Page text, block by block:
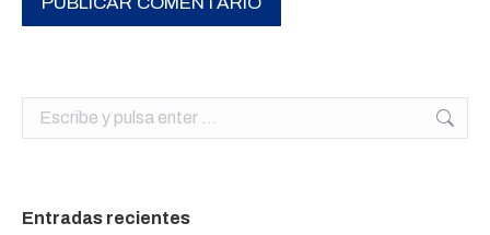
Buscar:
Entradas recientes